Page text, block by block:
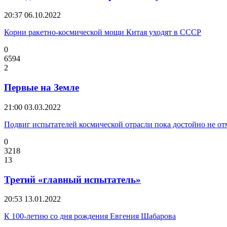
20:37 06.10.2022
Корни ракетно-космической мощи Китая уходят в СССР
0
6594
2
Первые на Земле
21:00 03.03.2022
Подвиг испытателей космической отрасли пока достойно не
0
3218
13
Третий «главный испытатель»
20:53 13.01.2022
К 100-летию со дня рождения Евгения Шабарова